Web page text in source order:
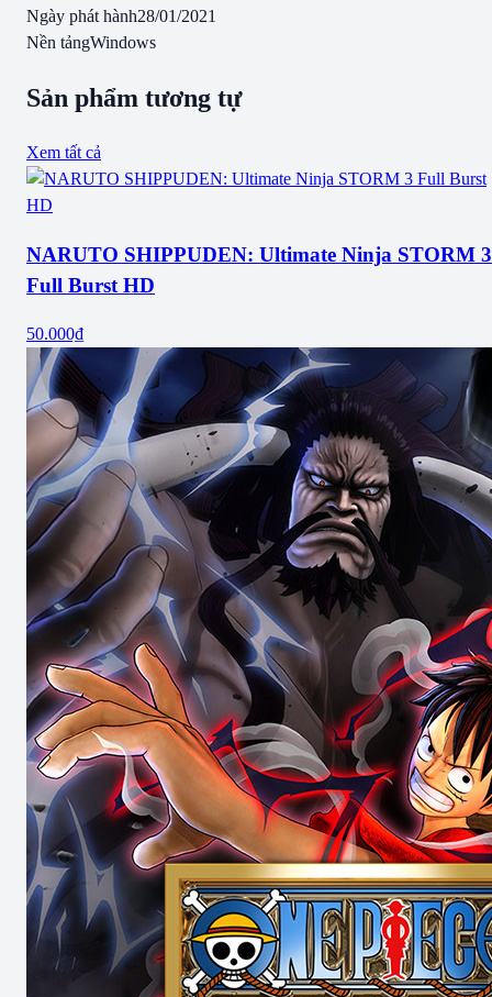
Ngày phát hành28/01/2021
Nền tảngWindows
Sản phẩm tương tự
Xem tất cả
NARUTO SHIPPUDEN: Ultimate Ninja STORM 3
Full Burst HD
50.000₫